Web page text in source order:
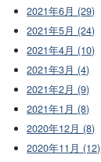
2021年6月 (29)
2021年5月 (24)
2021年4月 (10)
2021年3月 (4)
2021年2月 (9)
2021年1月 (8)
2020年12月 (8)
2020年11月 (12)